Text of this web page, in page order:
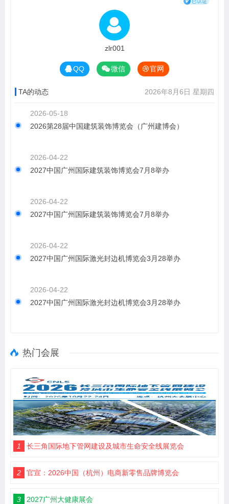
zlr001
QQ 微信 官网
TA的动态 2026年8月6日 星期四
2026-05-18
2026第28届中国建筑装饰博览会（广州建博会）
2026-04-22
2027中国广州国际建筑装饰博览会7月8举办
2026-04-22
2027中国广州国际建筑装饰博览会7月8举办
2026-04-22
2027中国广州国际激光封边机博览会3月28举办
2026-04-22
2027中国广州国际激光封边机博览会3月28举办
热门会展
1 长三角国际地下管网建设及城市生命安全线展览会
2 官宣：2026中国（杭州）电商新零售品牌博览会
3 2027广州大健康展会